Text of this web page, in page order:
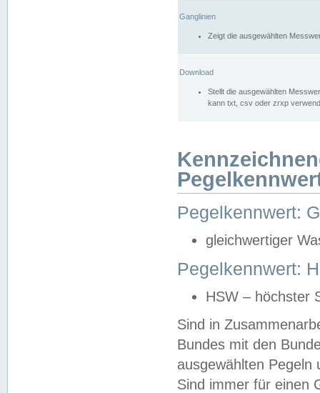
Ganglinien
Zeigt die ausgewählten
Download
Stellt die ausgewählten
kann txt, csv oder zrxp
Pegelkennwert:
gleichwertiger
Pegelkennwert:
HSW – höchster
Sind in
Bundes mit den
ausgewählten
Sind immer für einen